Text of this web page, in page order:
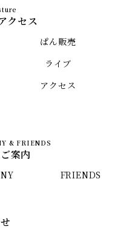
クセス
ぱん販売
ライブ
アクセス
案内
FRIENDS